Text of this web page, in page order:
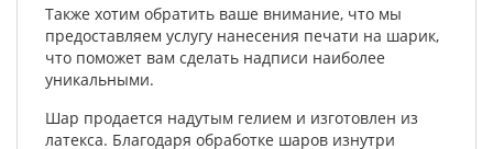
Также хотим обратить ваше внимание, что мы
предоставляем услугу нанесения печати на шарик,
что поможет вам сделать надписи наиболее
уникальными.
Шар продается надутым гелием и изготовлен из
латекса. Благодаря обработке шаров изнутри